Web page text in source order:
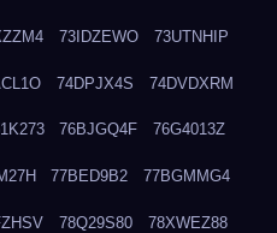
73IDZEWO 73UTNHIP
74DPJX4S 74DVDXRM
76BJGQ4F 76G4013Z
77BED9B2 77BGMMG4
78Q29S80 78XWEZ88